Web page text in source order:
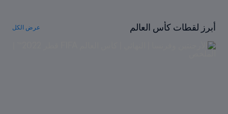
أبرز لقطات كأس العالم عرض الكل